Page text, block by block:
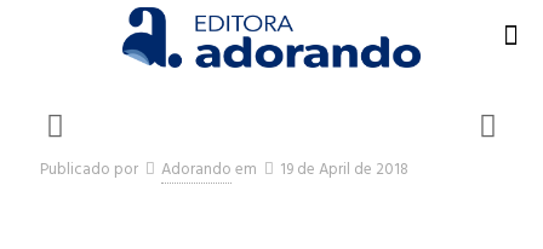
Publicado por Adorandoem 19 de April de 2018